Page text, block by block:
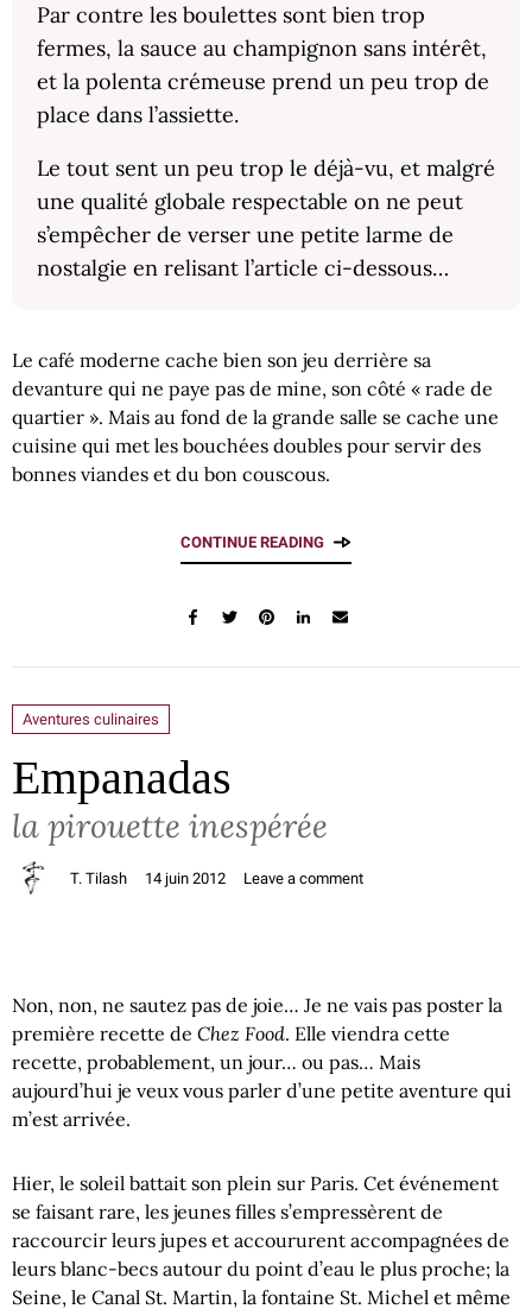
Par contre les boulettes sont bien trop
fermes, la sauce au champignon sans intérêt,
et la polenta crémeuse prend un peu trop de
place dans l’assiette.
Le tout sent un peu trop le déjà-vu, et malgré
une qualité globale respectable on ne peut
s’empêcher de verser une petite larme de
nostalgie en relisant l’article ci-dessous…
Le café moderne cache bien son jeu derrière sa
devanture qui ne paye pas de mine, son côté « rade de
quartier ». Mais au fond de la grande salle se cache une
cuisine qui met les bouchées doubles pour servir des
bonnes viandes et du bon couscous.
CONTINUE READING
Aventures culinaires
Empanadas
la pirouette inespérée
T. Tilash 14 juin 2012 Leave a comment
Non, non, ne sautez pas de joie… Je ne vais pas poster la
première recette de Chez Food. Elle viendra cette
recette, probablement, un jour… ou pas… Mais
aujourd’hui je veux vous parler d’une petite aventure qui
m’est arrivée.
Hier, le soleil battait son plein sur Paris. Cet événement
se faisant rare, les jeunes filles s’empressèrent de
raccourcir leurs jupes et accoururent accompagnées de
leurs blanc-becs autour du point d’eau le plus proche; la
Seine, le Canal St. Martin, la fontaine St. Michel et même